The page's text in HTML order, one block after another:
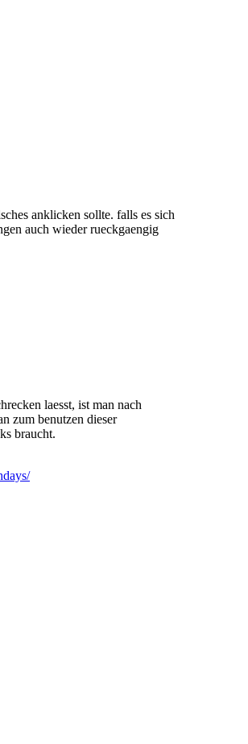
anklicken sollte. falls es sich
auch wieder rueckgaengig
laesst, ist man nach
zum benutzen dieser
braucht.